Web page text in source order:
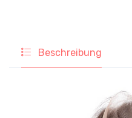
Beschreibung